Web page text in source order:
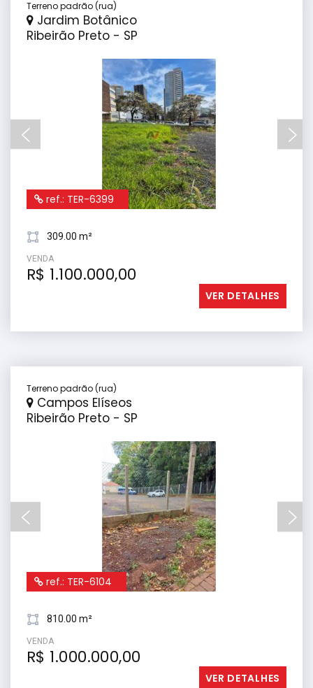
Terreno padrão (rua)
Jardim Botânico
Ribeirão Preto - SP
ref.: TER-6399
309.00 m²
VENDA
R$ 1.100.000,00
VER DETALHES
Terreno padrão (rua)
Campos Elíseos
Ribeirão Preto - SP
ref.: TER-6104
810.00 m²
VENDA
R$ 1.000.000,00
VER DETALHES